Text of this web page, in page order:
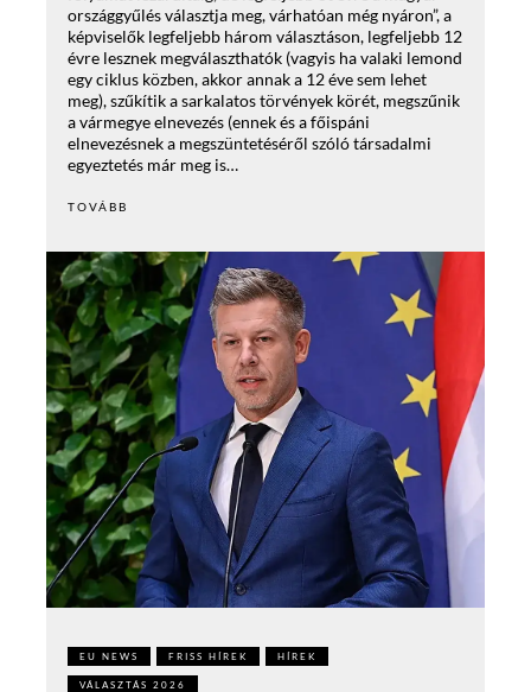
országgyűlés választja meg, várhatóan még nyáron”, a
képviselők legfeljebb három választáson, legfeljebb 12
évre lesznek megválaszthatók (vagyis ha valaki lemond
egy ciklus közben, akkor annak a 12 éve sem lehet
meg), szűkítik a sarkalatos törvények körét, megszűnik
a vármegye elnevezés (ennek és a főispáni
elnevezésnek a megszüntetéséről szóló társadalmi
egyeztetés már meg is…
TOVÁBB
EU NEWS FRISS HÍREK HÍREK
VÁLASZTÁS 2026